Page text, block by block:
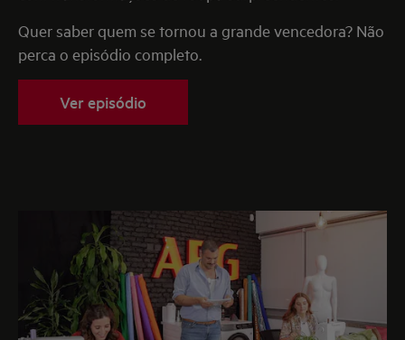
Quer saber quem se tornou a grande vencedora? Não
perca o episódio completo.
Ver episódio